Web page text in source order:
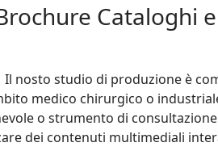
Cataloghi
Il nosto studio di produzione è
medico chirurgico o
o strumento di
dei contenuti multimediali